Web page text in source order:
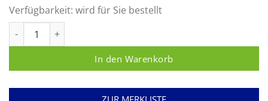
Verfügbarkeit: wird für Sie bestellt
In den Warenkorb